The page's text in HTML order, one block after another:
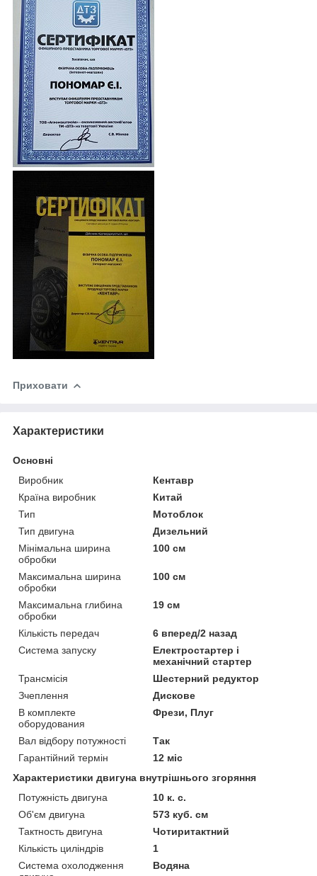
Приховати
Характеристики
Основні
Виробник
Кентавр
Країна виробник
Китай
Тип
Мотоблок
Тип двигуна
Дизельний
Мінімальна ширина
обробки
100 см
Максимальна ширина
обробки
100 см
Максимальна глибина
обробки
19 см
Кількість передач
6 вперед/2 назад
Система запуску
Електростартер і
механічний стартер
Трансмісія
Шестерний редуктор
Зчеплення
Дискове
В комплекте
оборудования
Фрези, Плуг
Вал відбору потужності
Так
Гарантійний термін
12 міс
Характеристики двигуна внутрішнього згоряння
Потужність двигуна
10 к. с.
Об'єм двигуна
573 куб. см
Тактность двигуна
Чотиритактний
Кількість циліндрів
1
Система охолодження
Водяна